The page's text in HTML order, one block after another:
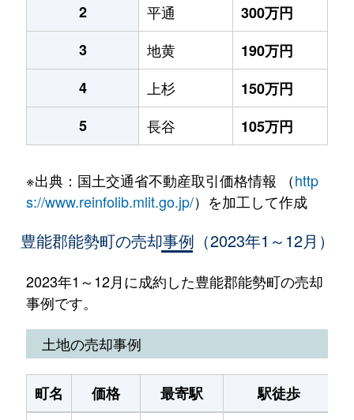
2
平通
300万円
3
地黄
190万円
4
上杉
150万円
5
長谷 105万円
※出典：国土交通省不動産取引価格情報 （http
s://www.reinfolib.mlit.go.jp/）を加工して作成
豊能郡能勢町の売却事例（2023年1～12月）
2023年1～12月に成約した豊能郡能勢町の売却
事例です。
土地の売却事例
町名 価格 最寄駅 駅徒歩